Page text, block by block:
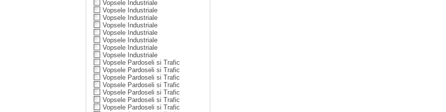
Vopsele Industriale
Vopsele Industriale
Vopsele Industriale
Vopsele Industriale
Vopsele Industriale
Vopsele Industriale
Vopsele Industriale
Vopsele Industriale
Vopsele Pardoseli si Trafic
Vopsele Pardoseli si Trafic
Vopsele Pardoseli si Trafic
Vopsele Pardoseli si Trafic
Vopsele Pardoseli si Trafic
Vopsele Pardoseli si Trafic
Vopsele Pardoseli si Trafic